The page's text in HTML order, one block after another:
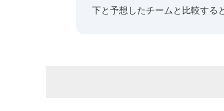
下と予想したチームと比較する